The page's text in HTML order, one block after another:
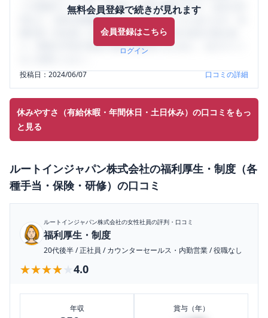
無料会員登録で続きが見れます
会員登録はこちら
ログイン
ミの投稿サイトです。給与面・女性の働きやすさ・会社の評
判など、女性の転職は気にすべき点がたくさんあります。先
輩社員（元社員）の口コミを通して、本当の会社の姿を知
り、将来の不安や現在の悩みを解消するために、ぜひサイト
投稿日：2024/06/07 口コミの詳細
休みやすさ（有給休暇・年間休日・土日休み）の口コミをもっ
と見る
ルートインジャパン株式会社の福利厚生・制度（各
種手当・保険・研修） の口コミ
ルートインジャパン株式会社の女性社員の評判・口コミ
福利厚生・制度
20代後半/正社員 /カウンターセールス・内勤営業/役職なし
★★★★★
★★★★★ 4.0
年収 賞与（年）